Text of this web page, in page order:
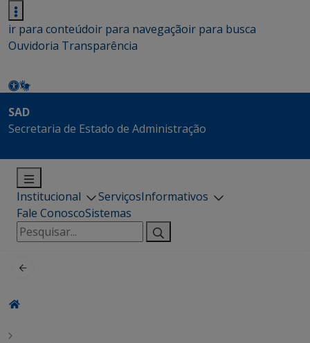
ir para conteúdoir para navegaçãoir para busca
Ouvidoria Transparência
SAD
Secretaria de Estado de Administração
Institucional ServiçosInformativos
Fale ConoscoSistemas
Pesquisar
por: